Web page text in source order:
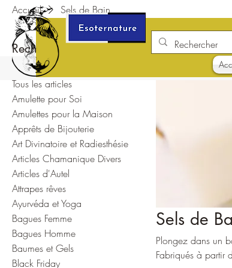
Accueil Sels de Bain
Rechercher par
Tous les articles
Amulette pour Soi
Amulettes pour la Maison
Apprêts de Bijouterie
Art Divinatoire et Radiesthésie
Articles Chamanique Divers
Articles d'Autel
Attrapes rêves
Ayurvéda et Yoga
Bagues Femme
Bagues Homme
Baumes et Gels
Black Friday
Sels de
Plongez dans un
Fabriqués à partir